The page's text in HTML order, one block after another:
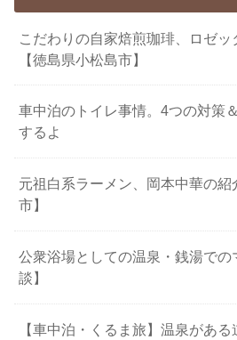
こだわりの自家焙煎珈琲、ロゼ
【徳島県小松島市】
車中泊のトイレ事情。4つの対策
するよ
元祖白系ラーメン、岡本中華の紹
市】
公衆浴場としての温泉・銭湯での
談】
【車中泊・くるま旅】温泉があ